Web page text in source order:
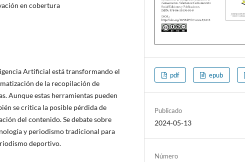
en cobertura
Artificial está transformando el
de la recopilación de
Aunque estas herramientas pueden
se critica la posible pérdida de
del contenido. Se debate sobre
y periodismo tradicional para
deportivo.
pdf epub
Publicado
2024-05-13
Número